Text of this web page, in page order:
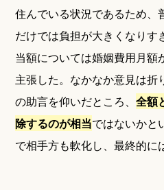
住んでいる状況であるため、
だけでは負担が大きくなりす
当額については婚姻費用月額
主張した。なかなか意見は折
の助言を仰いだところ、全額
除するのが相当ではないかと
で相手方も軟化し、最終的に